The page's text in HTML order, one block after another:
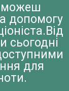
можеш
допомогу
сьогодні
для